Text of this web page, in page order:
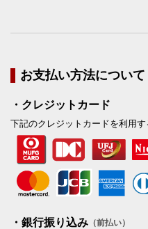
お支払い方法について
・クレジットカード
下記のクレジットカードを利用す
・銀行振り込み （前払い）